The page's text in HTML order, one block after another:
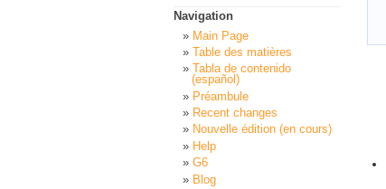
Navigation
Main Page
Table des matières
Tabla de contenido
(español)
Préambule
Recent changes
Nouvelle édition (en cours)
Help
G6
Blog